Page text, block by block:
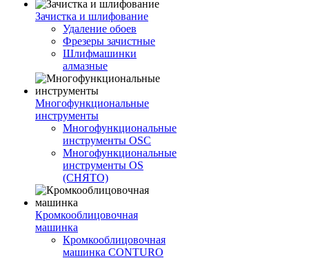
Зачистка и шлифование
Удаление обоев
Фрезеры зачистные
Шлифмашинки
алмазные
Многофункциональные
инструменты
Многофункциональные
инструменты OSC
Многофункциональные
инструменты OS
(СНЯТО)
Кромкооблицовочная
машинка
Кромкооблицовочная
машинка CONTURO